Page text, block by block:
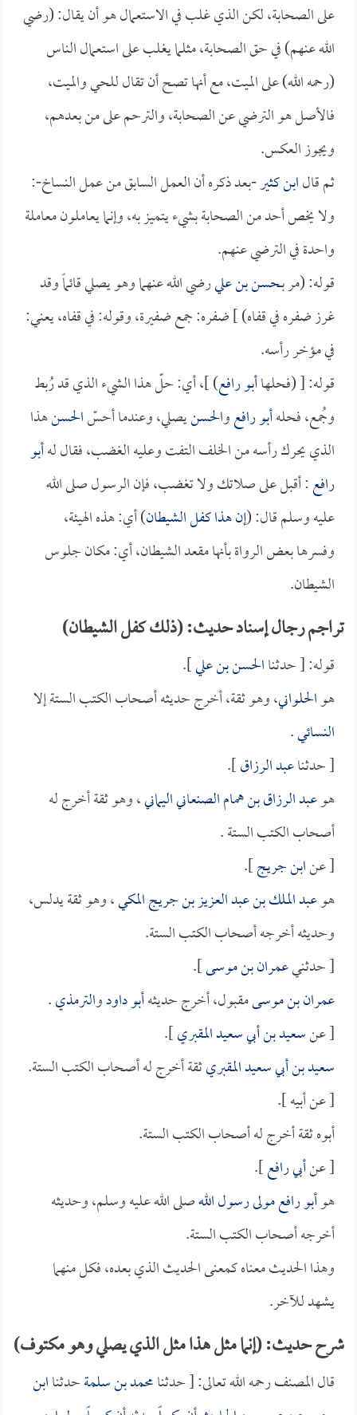
على الصحابة، لكن الذي غلب في الاستعمال هو أن يقال: (رضي
الله عنهم) في حق الصحابة، مثلما يغلب على استعمال الناس
(رحمه الله) على الميت، مع أنها تصح أن تقال للحي والميت،
فالأصل هو الترضي عن الصحابة، والترحم على من بعدهم،
ويجوز العكس.
ثم قالابن كثير-بعد ذكره أن العمل السابق من عمل النساخ-:
ولا يخص أحد من الصحابة بشيء يتميز به، وإنما يعاملون معاملة
واحدة في الترضي عنهم.
قوله: (مر بـحسن بن عليرضي الله عنهما وهو يصلي قائماً وقد
غرز ضفره في قفاه) ] ضفره: جمع ضفيرة، وقوله: في قفاه، يعني:
في مؤخر رأسه.
قوله: [ (فحلهاأبو رافع) ]، أي: حلّ هذا الشيء الذي قد رُبط
وجُمع، فحلهأبو رافعوالحسنيصلي، وعندما أحسّالحسنهذا
الذي يحرك رأسه من الخلف التفت وعليه الغضب، فقال لهأبو
رافع: أقبل على صلاتك ولا تغضب، فإن الرسول صلى الله
عليه وسلم قال: (إن هذا كفل الشيطان) أي: هذه الهيئة،
وفسرها بعض الرواة بأنها مقعد الشيطان، أي: مكان جلوس
الشيطان.
تراجم رجال إسناد حديث: (ذلك كفل الشيطان)
قوله: [ حدثناالحسن بن علي].
هوالحلواني، وهو ثقة، أخرج حديثه أصحاب الكتب الستة إلا
النسائي.
[ حدثناعبد الرزاق].
هوعبد الرزاق بن همام الصنعاني اليماني، وهو ثقة أخرج له
أصحاب الكتب الستة .
[ عنابن جريج].
هوعبد الملك بن عبد العزيز بن جريج المكي، وهو ثقة يدلس،
وحديثه أخرجه أصحاب الكتب الستة.
[ حدثنيعمران بن موسى].
عمران بن موسىمقبول، أخرج حديثهأبو داودوالترمذي.
[ عنسعيد بن أبي سعيد المقبري].
سعيد بن أبي سعيد المقبريثقة أخرج له أصحاب الكتب الستة.
[ عن أبيه ].
أبوه ثقة أخرج له أصحاب الكتب الستة.
[ عنأبي رافع].
هوأبو رافع مولى رسول اللهصلى الله عليه وسلم، وحديثه
أخرجه أصحاب الكتب الستة.
وهذا الحديث معناه كمعنى الحديث الذي بعده، فكل منهما
يشهد للآخر.
شرح حديث: (إنما مثل هذا مثل الذي يصلي وهو مكتوف)
قال المصنف رحمه الله تعالى: [ حدثنامحمد بن سلمةحدثناابن